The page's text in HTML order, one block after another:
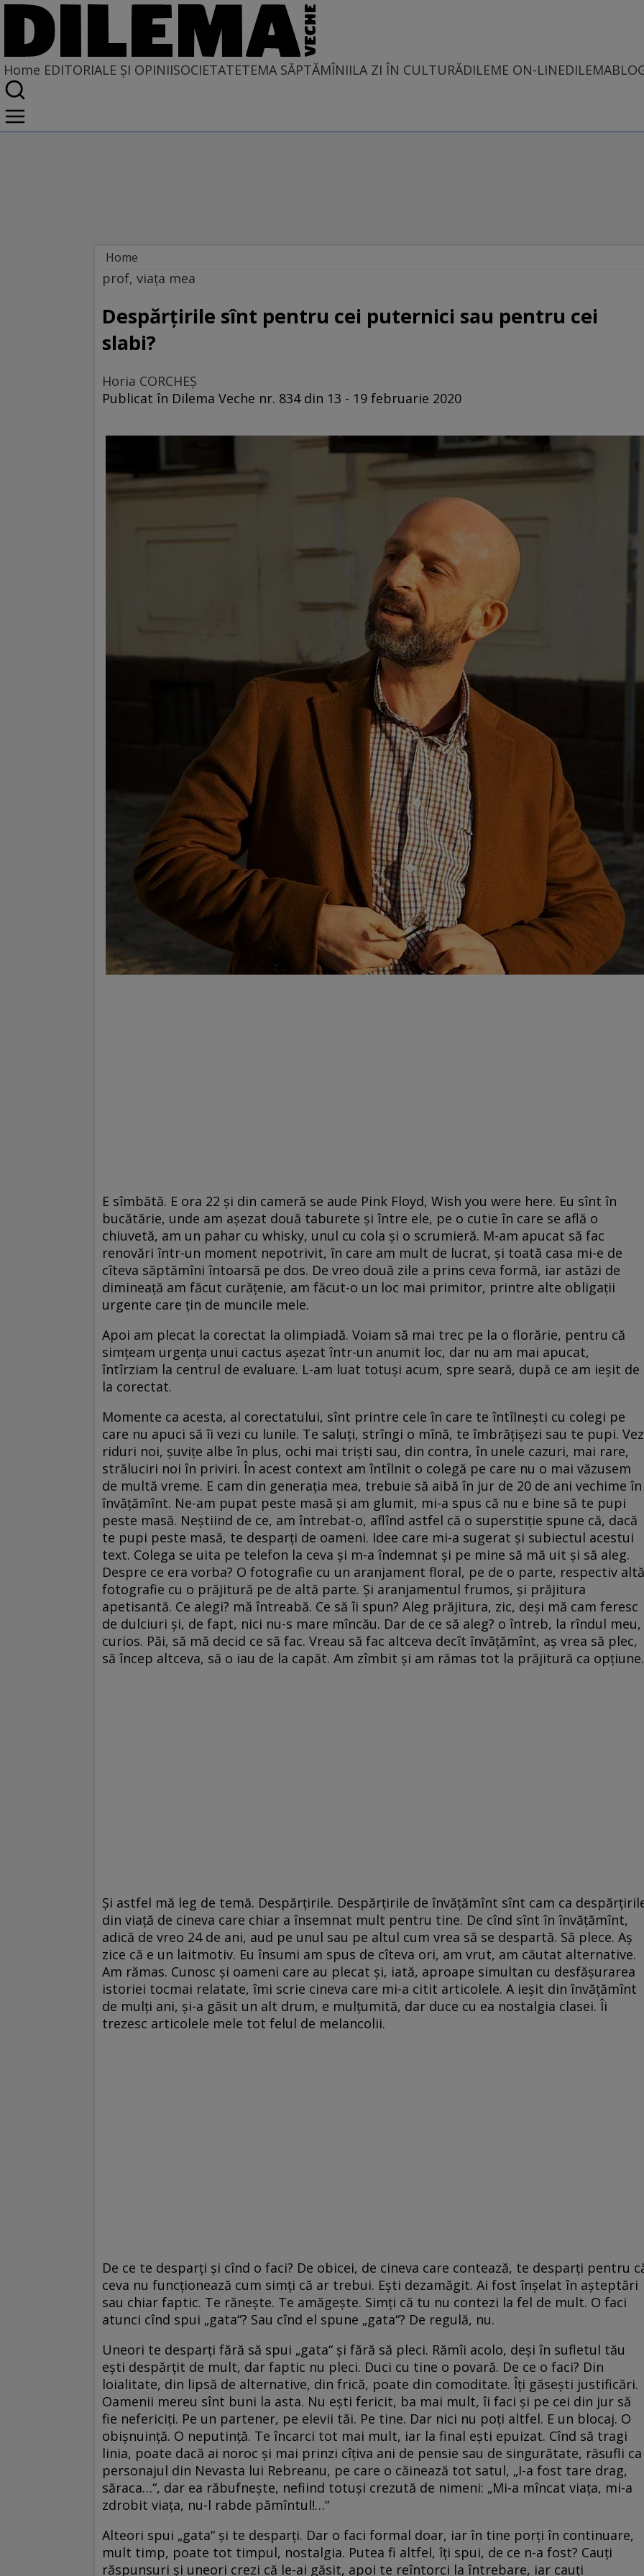
Home EDITORIALE ȘI OPINIISOCIETATETEMA SĂPTĂMÎNIILA ZI ÎN CULTURĂDILEME ON-LINE
Home
EDITORIALE ȘI OPINII
PE CE LUME TRĂIM
prof, viața mea
Despărțirile sînt pentru cei puternici sau pentru cei
slabi?
Horia CORCHEŞ
Publicat în Dilema Veche nr. 834 din 13 - 19 februarie 2020
E sîmbătă. E ora 22 și din cameră se aude Pink Floyd, Wish you were here. Eu sînt în
bucătărie, unde am așezat două taburete și între ele, pe o cutie în care se află o
chiuvetă, am un pahar cu whisky, unul cu cola și o scrumieră. M-am apucat să fac
renovări într-un moment nepotrivit, în care am mult de lucrat, și toată casa mi-e de
cîteva săptămîni întoarsă pe dos. De vreo două zile a prins ceva formă, iar astăzi de
dimineață am făcut curățenie, am făcut-o un loc mai primitor, printre alte obligații
urgente care țin de muncile mele.
Apoi am plecat la corectat la olimpiadă. Voiam să mai trec pe la o florărie, pentru că
simțeam urgența unui cactus așezat într-un anumit loc, dar nu am mai apucat,
întîrziam la centrul de evaluare. L-am luat totuși acum, spre seară, după ce am ieșit de
la corectat.
Momente ca acesta, al corectatului, sînt printre cele în care te întîlnești cu colegi pe
care nu apuci să îi vezi cu lunile. Te saluți, strîngi o mînă, te îmbrățișezi sau te pupi.
riduri noi, șuvițe albe în plus, ochi mai triști sau, din contra, în unele cazuri, mai rare,
străluciri noi în priviri. În acest context am întîlnit o colegă pe care nu o mai văzusem
de multă vreme. E cam din generația mea, trebuie să aibă în jur de 20 de ani vechime în
învățămînt. Ne-am pupat peste masă și am glumit, mi-a spus că nu e bine să te pupi
peste masă. Neștiind de ce, am întrebat-o, aflînd astfel că o superstiție spune că, dacă
te pupi peste masă, te desparți de oameni. Idee care mi-a sugerat și subiectul acestui
text. Colega se uita pe telefon la ceva și m-a îndemnat și pe mine să mă uit și să aleg.
Despre ce era vorba? O fotografie cu un aranjament floral, pe de o parte, respectiv altă
fotografie cu o prăjitură pe de altă parte. Și aranjamentul frumos, și prăjitura
apetisantă. Ce alegi? mă întreabă. Ce să îi spun? Aleg prăjitura, zic, deși mă cam feresc
de dulciuri și, de fapt, nici nu-s mare mîncău. Dar de ce să aleg? o întreb, la rîndul meu,
curios. Păi, să mă decid ce să fac. Vreau să fac altceva decît învățămînt, aș vrea să plec,
să încep altceva, să o iau de la capăt. Am zîmbit și am rămas tot la prăjitură ca opțiune.
Și astfel mă leg de temă. Despărțirile. Despărțirile de învățămînt sînt cam ca
din viață de cineva care chiar a însemnat mult pentru tine. De cînd sînt în învățămînt,
adică de vreo 24 de ani, aud pe unul sau pe altul cum vrea să se despartă. Să plece. Aș
zice că e un laitmotiv. Eu însumi am spus de cîteva ori, am vrut, am căutat alternative.
Am rămas. Cunosc și oameni care au plecat și, iată, aproape simultan cu desfășurarea
istoriei tocmai relatate, îmi scrie cineva care mi-a citit articolele. A ieșit din învățămînt
de mulți ani, și-a găsit un alt drum, e mulțumită, dar duce cu ea nostalgia clasei. Îi
trezesc articolele mele tot felul de melancolii.
De ce te desparți și cînd o faci? De obicei, de cineva care contează, te desparți pentru
ceva nu funcționează cum simți că ar trebui. Ești dezamăgit. Ai fost înșelat în așteptări
sau chiar faptic. Te rănește. Te amăgește. Simți că tu nu contezi la fel de mult. O faci
atunci cînd spui „gata“? Sau cînd el spune „gata“? De regulă, nu.
Uneori te desparți fără să spui „gata“ și fără să pleci. Rămîi acolo, deși în sufletul tău
ești despărțit de mult, dar faptic nu pleci. Duci cu tine o povară. De ce o faci? Din
loialitate, din lipsă de alternative, din frică, poate din comoditate. Îți găsești justificări.
Oamenii mereu sînt buni la asta. Nu ești fericit, ba mai mult, îi faci și pe cei din jur să
fie nefericiți. Pe un partener, pe elevii tăi. Pe tine. Dar nici nu poți altfel. E un blocaj. O
obișnuință. O neputință. Te încarci tot mai mult, iar la final ești epuizat. Cînd să tragi
linia, poate dacă ai noroc și mai prinzi cîțiva ani de pensie sau de singurătate, răsufli ca
personajul din Nevasta lui Rebreanu, pe care o căinează tot satul, „I-a fost tare drag,
săraca…“, dar ea răbufnește, nefiind totuși crezută de nimeni: „Mi-a mîncat viața, mi-a
zdrobit viața, nu-l rabde pămîntul!…“
Alteori spui „gata“ și te desparți. Dar o faci formal doar, iar în tine porți în continuare,
mult timp, poate tot timpul, nostalgia. Putea fi altfel, îți spui, de ce n-a fost? Cauți
răspunsuri și uneori crezi că le-ai găsit, apoi te reîntorci la întrebare, iar cauți